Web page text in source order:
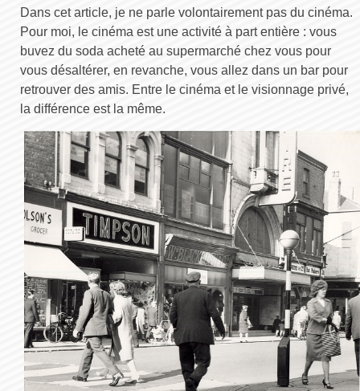
Dans cet article, je ne parle volontairement pas du cinéma.
Pour moi, le cinéma est une activité à part entière : vous
buvez du soda acheté au supermarché chez vous pour
vous désaltérer, en revanche, vous allez dans un bar pour
retrouver des amis. Entre le cinéma et le visionnage privé,
la différence est la même.